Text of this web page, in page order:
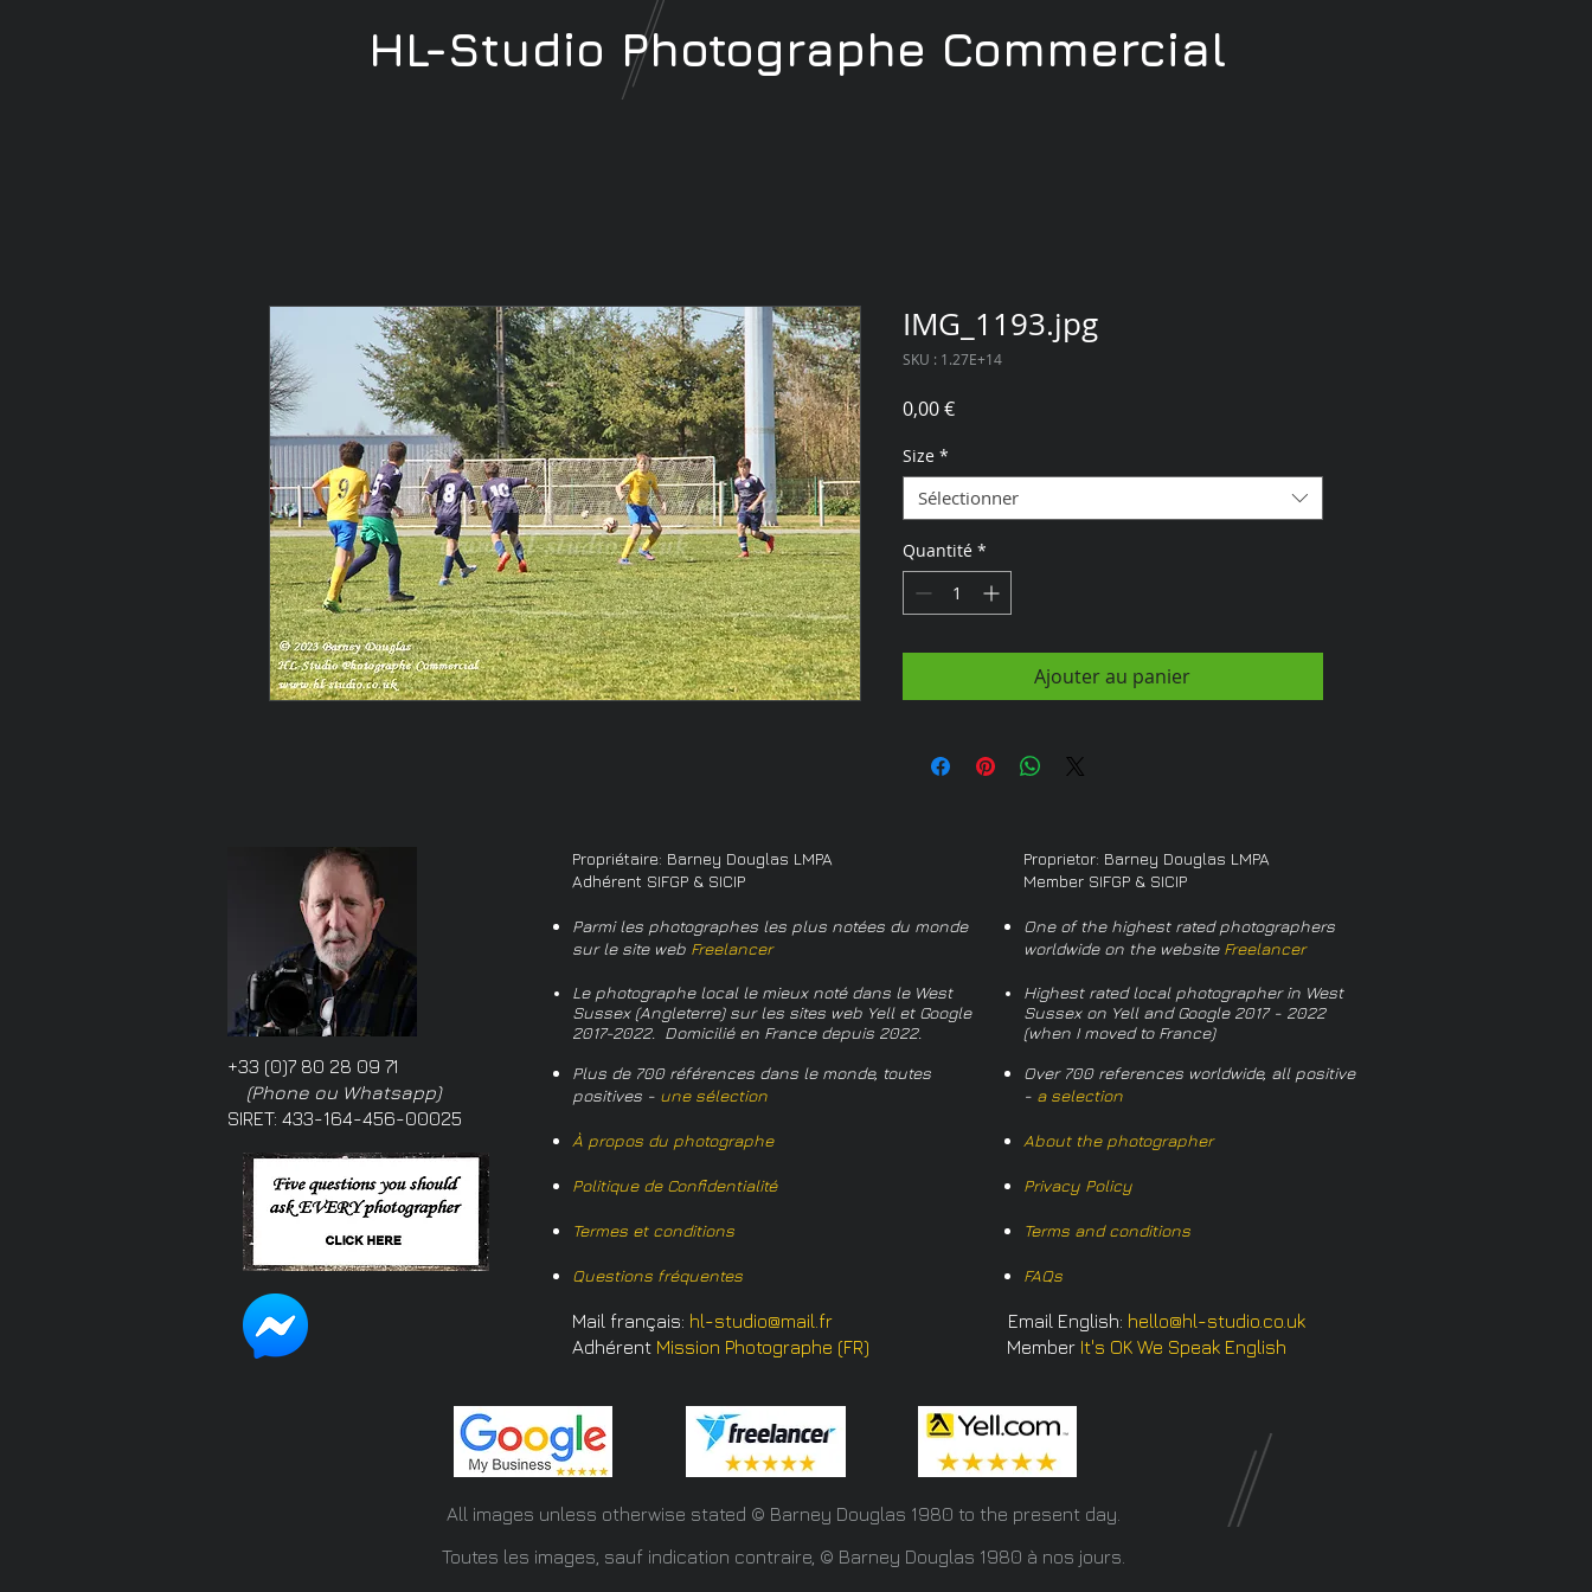
IMG_1193.jpg
SKU : 1.27E+14
0,00 €Prix
Size *
Sélectionner
Quantité *
Ajouter au panier
HL-Studio Photographe Commercial
+33 (0)7 80 28 09 71
(Phone ou Whatsapp)
SIRET: 433-164-456-00025
Propriétaire: Barney Douglas LMPA
Adhérent SIFGP & SICIP
Parmi les photographes les plus notées du monde
sur le site web Freelancer
Le photographe local le mieux noté dans le West
Sussex (Angleterre) sur les sites web Yell et Google
2017-2022. Domicilié en France depuis 2022.
Plus de 700 références dans le monde, toutes
positives - une sélection
À propos du photographe
Politique de Confidentialité
Termes et conditions
Questions fréquentes
Proprietor: Barney Douglas LMPA
Member SIFGP & SICIP
One of the highest rated photographers
worldwide on the website Freelancer
Highest rated local photographer in West
Sussex on Yell and Google 2017 - 2022
(when I moved to France)
Over 700 references worldwide, all positive
- a selection
About the photographer
Privacy Policy
Terms and conditions
FAQs
Mail français: hl-studio@mail.fr Email English: hello@hl-studio.co.uk
Adhérent Mission Photographe (FR) Member It's OK We Speak English
All images unless otherwise stated © Barney Douglas 1980 to the present day.
Toutes les images, sauf indication contraire, © Barney Douglas 1980 à nos jours.